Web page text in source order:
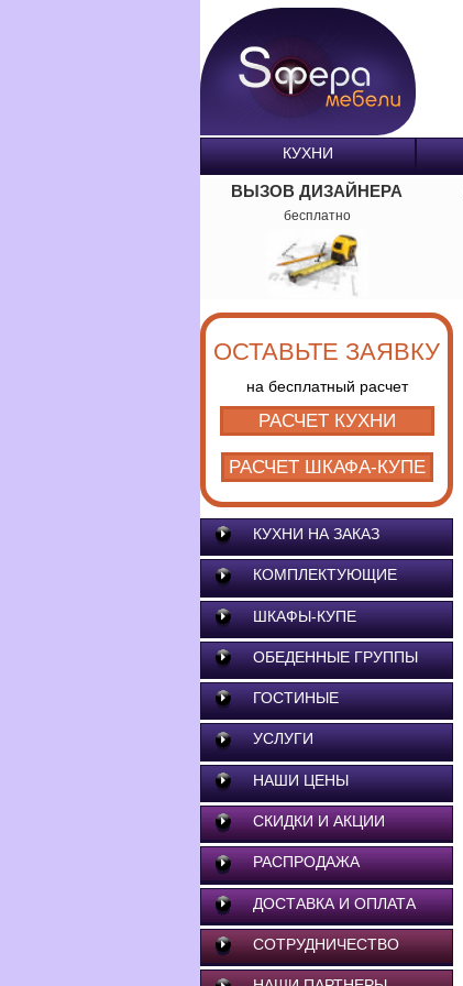
КУХНИ
ВЫЗОВ ДИЗАЙНЕРА
бесплатно
ОСТАВЬТЕ ЗАЯВКУ
на бесплатный расчет
РАСЧЕТ КУХНИ
РАСЧЕТ ШКАФА-КУПЕ
КУХНИ НА ЗАКАЗ
КОМПЛЕКТУЮЩИЕ
ШКАФЫ-КУПЕ
ОБЕДЕННЫЕ ГРУППЫ
ГОСТИНЫЕ
УСЛУГИ
НАШИ ЦЕНЫ
СКИДКИ И АКЦИИ
РАСПРОДАЖА
ДОСТАВКА И ОПЛАТА
СОТРУДНИЧЕСТВО